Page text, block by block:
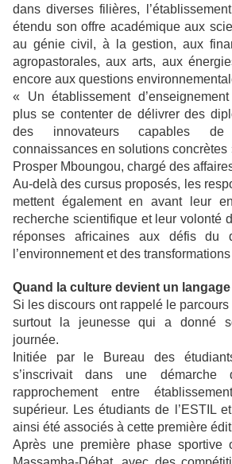
dans diverses filières,
étendu son offre académique aux
au génie civil, à la gestion, aux
agropastorales, aux arts, aux
encore aux questions
« Un établissement
plus se contenter de délivrer des
des innovateurs capables de
connaissances en solutions concrètes
Prosper Mboungou, chargé des
Au-delà des cursus proposés, les
mettent également en avant leur
recherche scientifique et leur volonté
réponses africaines aux défis du
l’environnement et des
Quand la culture devient un
Si les discours ont rappelé le parcours
surtout la jeunesse qui a donné
journée.
Initiée par le Bureau des
s’inscrivait dans une démarche
rapprochement entre
supérieur. Les étudiants de l’ESTIL
ainsi été associés à cette première
Après une première phase sportive